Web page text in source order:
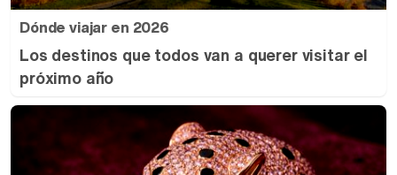
Dónde viajar en 2026
Los destinos que todos van a querer visitar el
próximo año